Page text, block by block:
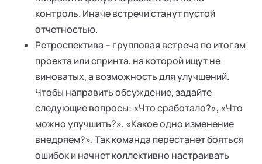
контроль. Иначе встречи станут пустой
отчетностью.
Ретроспектива – групповая встреча по итогам
проекта или спринта, на которой ищут не
виноватых, а возможность для улучшений.
Чтобы направить обсуждение, задайте
следующие вопросы: «Что сработало?», «Что
можно улучшить?», «Какое одно изменение
внедряем?». Так команда перестанет бояться
ошибок и начнет коллективно настраивать